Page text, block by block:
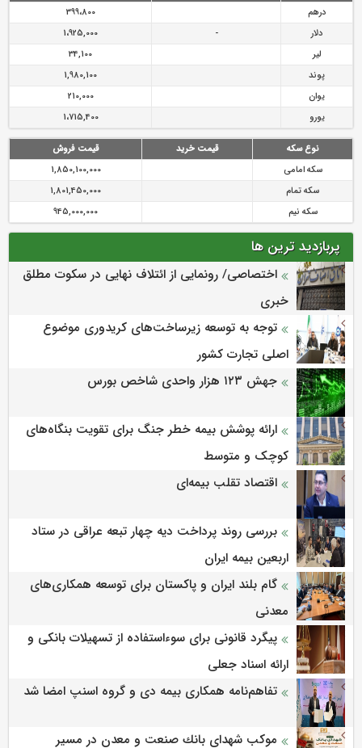
درهم
399،800
دلار
-
1،925,000
لیر
34,100
پوند
1,980,100
یوان
210,000
یورو
1،715,400
نوع سکه قیمت خرید
قیمت فروش
سکه امامی
1,850,100,000
سکه تمام
1,801,450,000
سکه نیم
945,000,000
پربازدید ترین ها
اختصاصی/ رونمایی از ائتلاف‌ نهایی در سکوت مطلق
خبری
توجه به توسعه زیرساخت‌های کریدوری موضوع
اصلی تجارت کشور
جهش ۱۲۳ هزار واحدی شاخص بورس
ارائه پوشش بیمه خطر جنگ برای تقویت بنگاه‌های
کوچک و متوسط
اقتصاد تقلب بیمه‌ای
بررسی روند پرداخت دیه چهار تبعه عراقی در ستاد
اربعین بیمه ایران
گام بلند ایران و پاکستان برای توسعه همکاری‌های
معدنی
پیگرد قانونی برای سوءاستفاده از تسهیلات بانکی و
ارائه اسناد جعلی
تفاهم‌نامه همکاری بیمه دی و گروه اسنپ امضا شد
موكب شهدای بانك صنعت و معدن در مسیر